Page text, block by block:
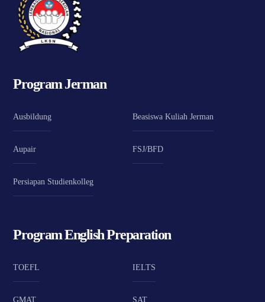
Program Jerman
Ausbildung Beasiswa Kuliah Jerman
Aupair FSJ/BFD
Persiapan Studienkolleg
Program English Preparation
TOEFL IELTS
GMAT SAT